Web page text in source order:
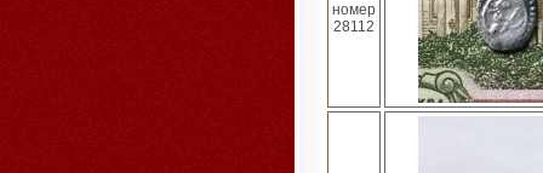
номер
28112